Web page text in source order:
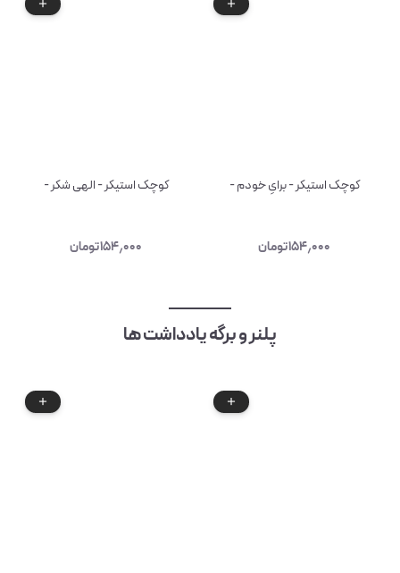
کوچک استیکر - برایِ خودم -
۱۵۴٫۰۰۰تومان
کوچک استیکر - الهی شکر -
۱۵۴٫۰۰۰تومان
پلنر و برگه یادداشت ها